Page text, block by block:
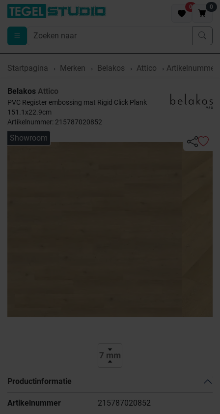
0 0
Startpagina Merken Belakos Attico
Belakos Attico
PVC Register embossing mat Rigid Click Plank
151.1x22.9cm
Artikelnummer: 215787020852
Showroom
Productinformatie
Artikelnummer
215787020852